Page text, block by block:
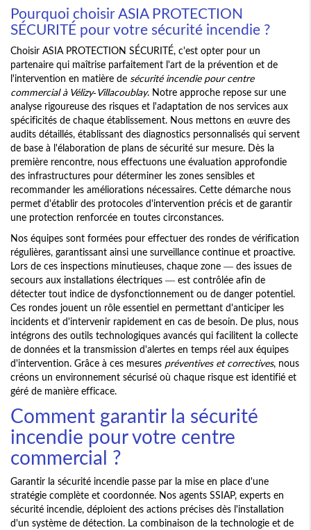
Pourquoi choisir ASIA PROTECTION
SÉCURITÉ pour votre sécurité incendie ?
Choisir ASIA PROTECTION SÉCURITÉ, c'est opter pour un
partenaire qui maîtrise parfaitement l'art de la prévention et de
l'intervention en matière de sécurité incendie pour centre
commercial à Vélizy-Villacoublay. Notre approche repose sur une
analyse rigoureuse des risques et l'adaptation de nos services aux
spécificités de chaque établissement. Nous mettons en œuvre des
audits détaillés, établissant des diagnostics personnalisés qui servent
de base à l'élaboration de plans de sécurité sur mesure. Dès la
première rencontre, nous effectuons une évaluation approfondie
des infrastructures pour déterminer les zones sensibles et
recommander les améliorations nécessaires. Cette démarche nous
permet d'établir des protocoles d'intervention précis et de garantir
une protection renforcée en toutes circonstances.
Nos équipes sont formées pour effectuer des rondes de vérification
régulières, garantissant ainsi une surveillance continue et proactive.
Lors de ces inspections minutieuses, chaque zone — des issues de
secours aux installations électriques — est contrôlée afin de
détecter tout indice de dysfonctionnement ou de danger potentiel.
Ces rondes jouent un rôle essentiel en permettant d'anticiper les
incidents et d'intervenir rapidement en cas de besoin. De plus, nous
intégrons des outils technologiques avancés qui facilitent la collecte
de données et la transmission d'alertes en temps réel aux équipes
d'intervention. Grâce à ces mesures préventives et correctives, nous
créons un environnement sécurisé où chaque risque est identifié et
géré de manière efficace.
Comment garantir la sécurité
incendie pour votre centre
commercial ?
Garantir la sécurité incendie passe par la mise en place d'une
stratégie complète et coordonnée. Nos agents SSIAP, experts en
sécurité incendie, déploient des actions précises dès l'installation
d'un système de détection. La combinaison de la technologie et de